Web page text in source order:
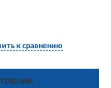
к сравнению